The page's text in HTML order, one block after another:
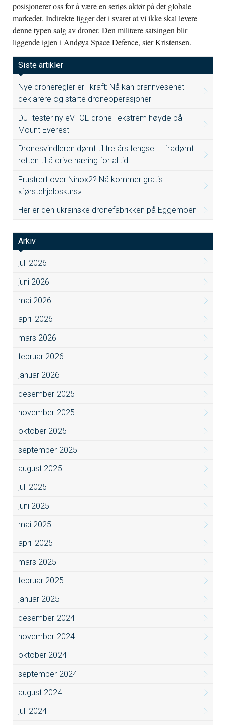
posisjonerer oss for å være en seriøs aktør på det globale
markedet. Indirekte ligger det i svaret at vi ikke skal levere
denne typen salg av droner. Den militære satsingen blir
liggende igjen i Andøya Space Defence, sier Kristensen.
Siste artikler
Nye droneregler er i kraft: Nå kan brannvesenet
deklarere og starte droneoperasjoner
DJI tester ny eVTOL-drone i ekstrem høyde på
Mount Everest
Dronesvindleren dømt til tre års fengsel – fradømt
retten til å drive næring for alltid
Frustrert over Ninox2? Nå kommer gratis
«førstehjelpskurs»
Her er den ukrainske dronefabrikken på Eggemoen
Arkiv
juli 2026
juni 2026
mai 2026
april 2026
mars 2026
februar 2026
januar 2026
desember 2025
november 2025
oktober 2025
september 2025
august 2025
juli 2025
juni 2025
mai 2025
april 2025
mars 2025
februar 2025
januar 2025
desember 2024
november 2024
oktober 2024
september 2024
august 2024
juli 2024